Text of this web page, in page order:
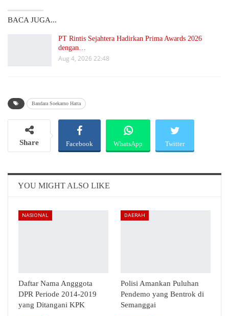
BACA JUGA...
PT Rintis Sejahtera Hadirkan Prima Awards 2026
dengan…
Aug 4, 2026 22:48
Bandara Soekarno Hatta
Share Facebook WhatsApp Twitter
Email
YOU MIGHT ALSO LIKE
NASIONAL
Daftar Nama Angggota
DPR Periode 2014-2019
yang Ditangani KPK
DAERAH
Polisi Amankan Puluhan
Pendemo yang Bentrok di
Semanggai